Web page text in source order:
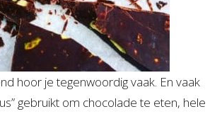
hoor je tegenwoordig vaak. En vaak
gebruikt om chocolade te eten, hele